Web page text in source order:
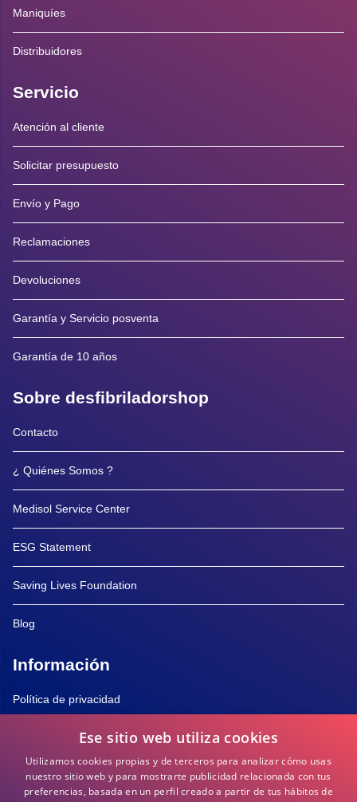
Maniquíes
Distribuidores
Servicio
Atención al cliente
Solicitar presupuesto
Envío y Pago
Reclamaciones
Devoluciones
Garantía y Servicio posventa
Garantía de 10 años
Sobre desfibriladorshop
Contacto
¿ Quiénes Somos ?
Medisol Service Center
ESG Statement
Saving Lives Foundation
Blog
Información
Política de privacidad
Política de Cookies
Términos y Condiciones
Ese sitio web utiliza cookies
Utilizamos cookies propias y de terceros para analizar cómo usas
nuestro sitio web y para mostrarte publicidad relacionada con tus
preferencias, basada en un perfil creado a partir de tus hábitos de